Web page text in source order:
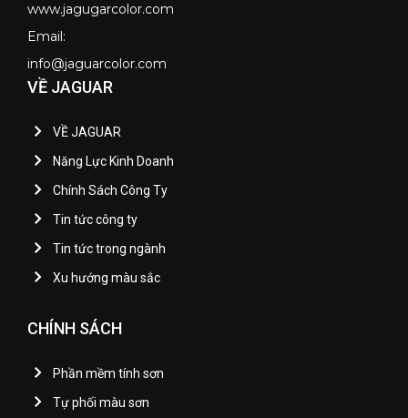
www.jagugarcolor.com
Email:
info@jaguarcolor.com
VỀ JAGUAR
VỀ JAGUAR
Năng Lực Kinh Doanh
Chính Sách Công Ty
Tin tức công ty
Tin tức trong ngành
Xu hướng màu sắc
CHÍNH SÁCH
Phần mềm tính sơn
Tự phối màu sơn